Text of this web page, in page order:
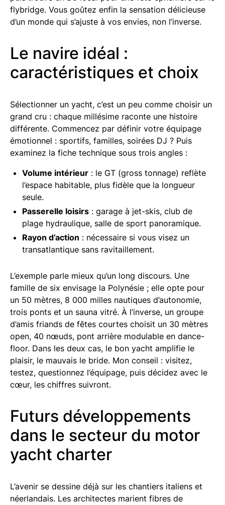
flybridge. Vous goûtez enfin la sensation délicieuse
d’un monde qui s’ajuste à vos envies, non l’inverse.
Le navire idéal :
caractéristiques et choix
Sélectionner un yacht, c’est un peu comme choisir un
grand cru : chaque millésime raconte une histoire
différente. Commencez par définir votre équipage
émotionnel : sportifs, familles, soirées DJ ? Puis
examinez la fiche technique sous trois angles :
Volume intérieur : le GT (gross tonnage) reflète
l’espace habitable, plus fidèle que la longueur
seule.
Passerelle loisirs : garage à jet-skis, club de
plage hydraulique, salle de sport panoramique.
Rayon d’action : nécessaire si vous visez un
transatlantique sans ravitaillement.
L’exemple parle mieux qu’un long discours. Une
famille de six envisage la Polynésie ; elle opte pour
un 50 mètres, 8 000 milles nautiques d’autonomie,
trois ponts et un sauna vitré. À l’inverse, un groupe
d’amis friands de fêtes courtes choisit un 30 mètres
open, 40 nœuds, pont arrière modulable en dance-
floor. Dans les deux cas, le bon yacht amplifie le
plaisir, le mauvais le bride. Mon conseil : visitez,
testez, questionnez l’équipage, puis décidez avec le
cœur, les chiffres suivront.
Futurs développements
dans le secteur du motor
yacht charter
L’avenir se dessine déjà sur les chantiers italiens et
néerlandais. Les architectes marient fibres de